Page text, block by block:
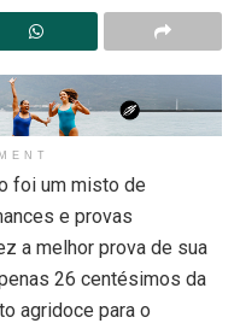
foi um misto de
e provas
a melhor prova de sua
26 centésimos da
agridoce para o